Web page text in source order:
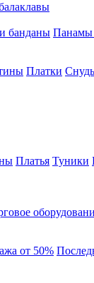
банданы
Платки
Платья Туники
от 50%